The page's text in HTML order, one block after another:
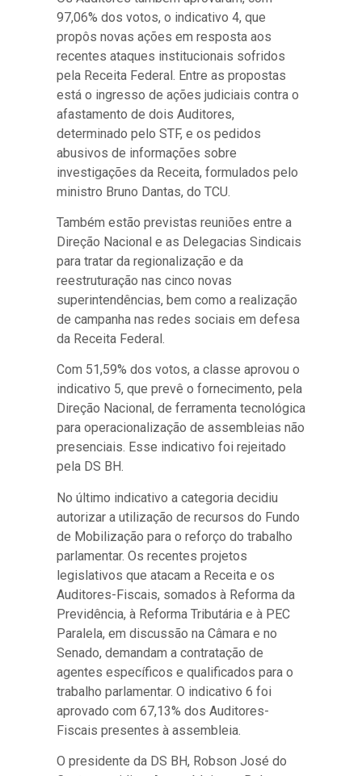
97,06% dos votos, o indicativo 4, que
propôs novas ações em resposta aos
recentes ataques institucionais sofridos
pela Receita Federal. Entre as propostas
está o ingresso de ações judiciais contra o
afastamento de dois Auditores,
determinado pelo STF, e os pedidos
abusivos de informações sobre
investigações da Receita, formulados pelo
ministro Bruno Dantas, do TCU.
Também estão previstas reuniões entre a
Direção Nacional e as Delegacias Sindicais
para tratar da regionalização e da
reestruturação nas cinco novas
superintendências, bem como a realização
de campanha nas redes sociais em defesa
da Receita Federal.
Com 51,59% dos votos, a classe aprovou o
indicativo 5, que prevê o fornecimento, pela
Direção Nacional, de ferramenta tecnológica
para operacionalização de assembleias não
presenciais. Esse indicativo foi rejeitado
pela DS BH.
No último indicativo a categoria decidiu
autorizar a utilização de recursos do Fundo
de Mobilização para o reforço do trabalho
parlamentar. Os recentes projetos
legislativos que atacam a Receita e os
Auditores-Fiscais, somados à Reforma da
Previdência, à Reforma Tributária e à PEC
Paralela, em discussão na Câmara e no
Senado, demandam a contratação de
agentes específicos e qualificados para o
trabalho parlamentar. O indicativo 6 foi
aprovado com 67,13% dos Auditores-
Fiscais presentes à assembleia.
O presidente da DS BH, Robson José do